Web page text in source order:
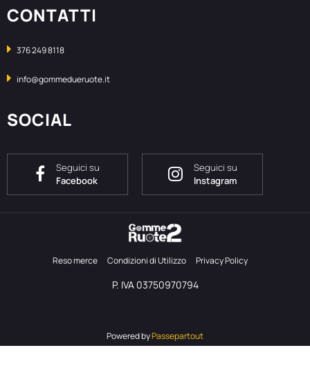
CONTATTI
376 249 8118
info@gommedueruote.it
SOCIAL
Seguici su
Facebook
Seguici su
Instagram
Reso merce Condizioni di Utilizzo Privacy Policy
P. IVA 03750970794
Powered byPassepartout